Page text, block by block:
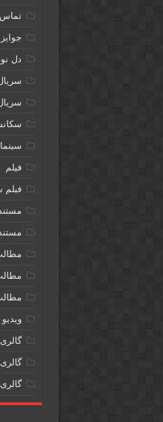
تماس
جوایز
دل
فیلم
مستند
مستند
ویدیو